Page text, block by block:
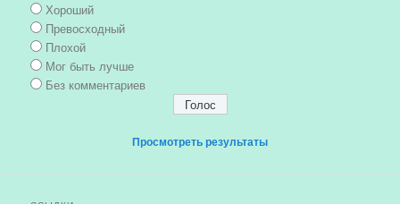
Хороший
Превосходный
Плохой
Мог быть лучше
Без комментариев
Просмотреть результаты